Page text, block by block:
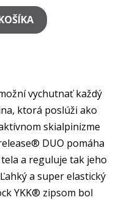
vychutnať každý
ktorá poslúži ako
skialpinizme
DUO pomáha
a reguluje tak jeho
a super elastický
YKK® zipsom bol